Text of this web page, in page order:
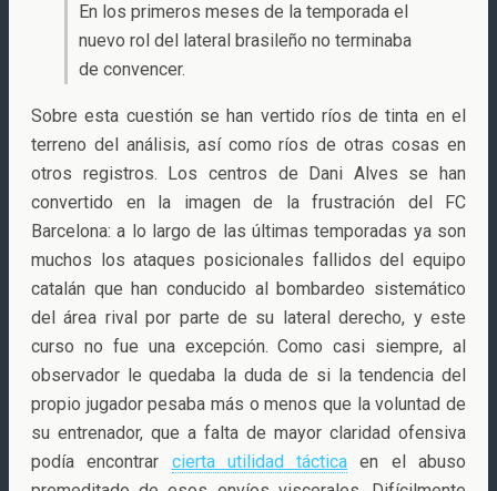
En los primeros meses de la temporada el
nuevo rol del lateral brasileño no terminaba
de convencer.
Sobre esta cuestión se han vertido ríos de tinta en el
terreno del análisis, así como ríos de otras cosas en
otros registros. Los centros de Dani Alves se han
convertido en la imagen de la frustración del FC
Barcelona: a lo largo de las últimas temporadas ya son
muchos los ataques posicionales fallidos del equipo
catalán que han conducido al bombardeo sistemático
del área rival por parte de su lateral derecho, y este
curso no fue una excepción. Como casi siempre, al
observador le quedaba la duda de si la tendencia del
propio jugador pesaba más o menos que la voluntad de
su entrenador, que a falta de mayor claridad ofensiva
podía encontrar cierta utilidad táctica en el abuso